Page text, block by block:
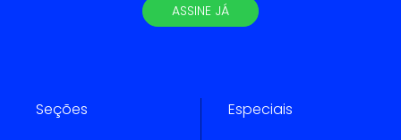
ASSINE JÁ
Seções Especiais